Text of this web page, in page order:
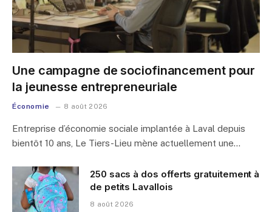
Une campagne de sociofinancement pour
la jeunesse entrepreneuriale
Économie 8 août 2026
Entreprise d’économie sociale implantée à Laval depuis
bientôt 10 ans, Le Tiers-Lieu mène actuellement une…
250 sacs à dos offerts gratuitement à
de petits Lavallois
8 août 2026